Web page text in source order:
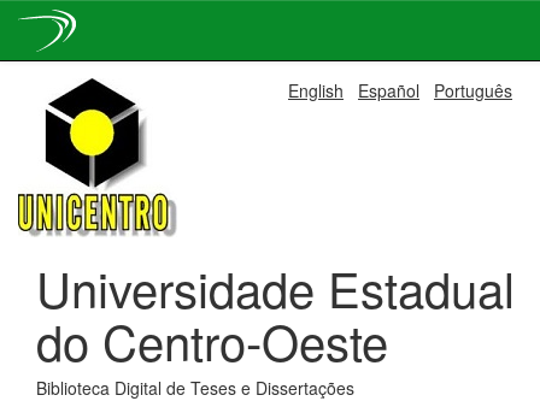
navigation
English Español Português
Universidade Estadual
do Centro-Oeste
Biblioteca Digital de Teses e Dissertações